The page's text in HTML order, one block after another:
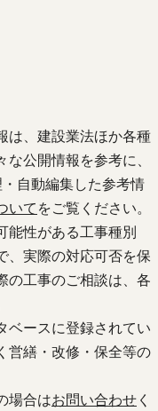
は、建設業法ほか各種
公開情報を参考に、
自動編集した参考情
いて をご覧ください。
能性がある工事種別
、実際の対応可否を保
の工事のご相談は、各
ベースに登録されてい
営繕・改修・保全等の
場合はお問い合わせ く